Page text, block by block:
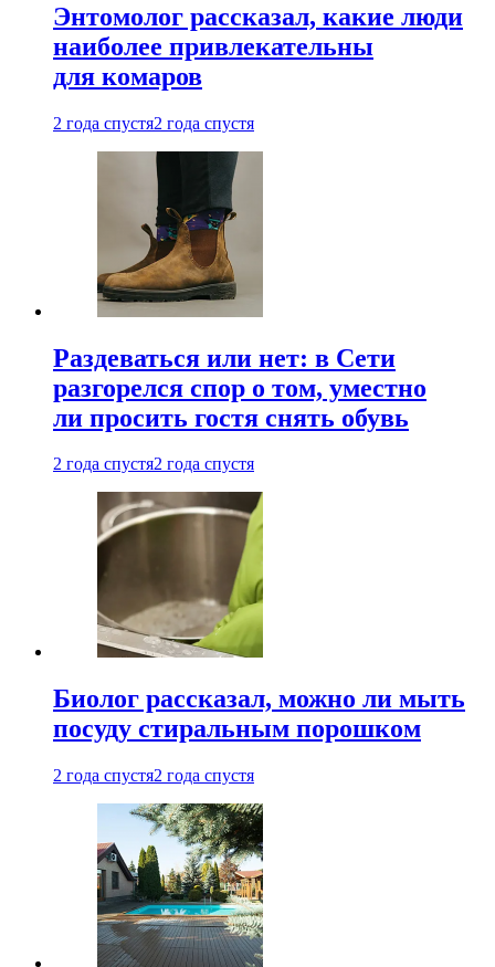
Энтомолог рассказал, какие люди
наиболее привлекательны
для комаров
2 года спустя2 года спустя
Раздеваться или нет: в Сети
разгорелся спор о том, уместно
ли просить гостя снять обувь
2 года спустя2 года спустя
Биолог рассказал, можно ли мыть
посуду стиральным порошком
2 года спустя2 года спустя